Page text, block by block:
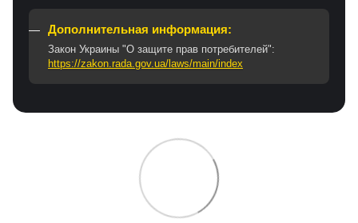
Дополнительная информация:
Закон Украины "О защите прав потребителей":
https://zakon.rada.gov.ua/laws/main/index